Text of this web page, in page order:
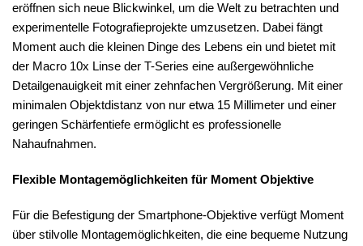
eröffnen sich neue Blickwinkel, um die Welt zu betrachten und
experimentelle Fotografieprojekte umzusetzen. Dabei fängt
Moment auch die kleinen Dinge des Lebens ein und bietet mit
der Macro 10x Linse der T-Series eine außergewöhnliche
Detailgenauigkeit mit einer zehnfachen Vergrößerung. Mit einer
minimalen Objektdistanz von nur etwa 15 Millimeter und einer
geringen Schärfentiefe ermöglicht es professionelle
Nahaufnahmen.
Flexible Montagemöglichkeiten für Moment Objektive
Für die Befestigung der Smartphone-Objektive verfügt Moment
über stilvolle Montagemöglichkeiten, die eine bequeme Nutzung